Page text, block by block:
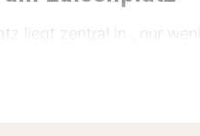
liegt zentral in , nur
einfachen Zugang